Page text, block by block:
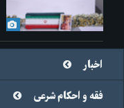
اخبار
فقه و احکام شرعی